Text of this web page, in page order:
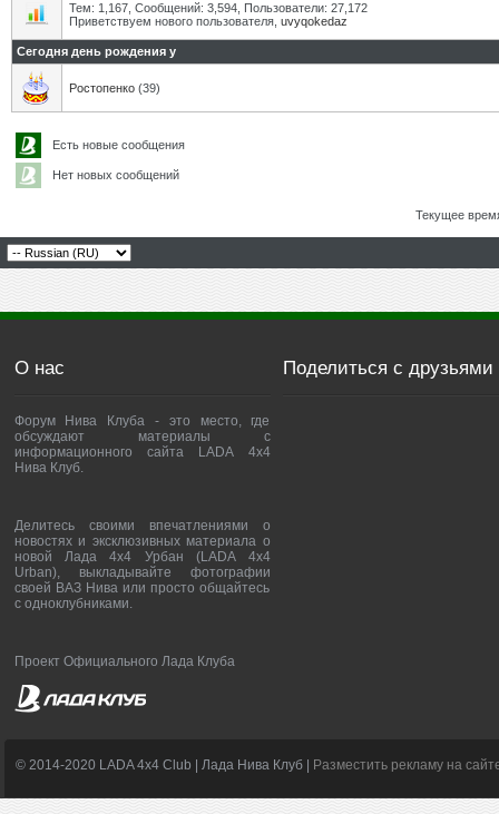
Тем: 1,167, Сообщений: 3,594, Пользователи: 27,172
Приветствуем нового пользователя, uvyqokedaz
Сегодня день рождения у
Ростопенко (39)
Есть новые сообщения
Нет новых сообщений
Текущее
О нас
Форум Нива Клуба - это место, где
обсуждают материалы с
информационного сайта LADA 4x4
Нива Клуб.
Делитесь своими впечатлениями о
новостях и эксклюзивных материала о
новой Лада 4х4 Урбан (LADA 4x4
Urban), выкладывайте фотографии
своей ВАЗ Нива или просто общайтесь
с одноклубниками.
Проект Официального Лада Клуба
Поделиться с друзьями
© 2014-2020 LADA 4x4 Club | Лада Нива Клуб | Разместить рекламу на